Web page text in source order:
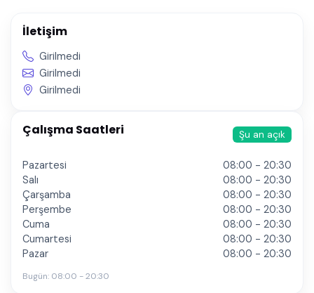
İletişim
Girilmedi
Girilmedi
Girilmedi
Çalışma Saatleri Şu an açık
Pazartesi
08:00 - 20:30
Salı
08:00 - 20:30
Çarşamba
08:00 - 20:30
Perşembe
08:00 - 20:30
Cuma
08:00 - 20:30
Cumartesi
08:00 - 20:30
Pazar
08:00 - 20:30
Bugün: 08:00 - 20:30